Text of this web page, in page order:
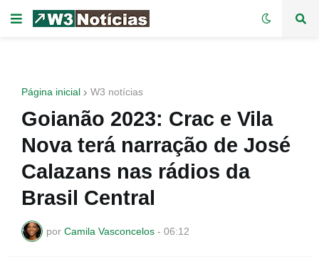
Página inicial W3 notícias
Goianão 2023: Crac e Vila
Nova terá narração de José
Calazans nas rádios da
Brasil Central
por Camila Vasconcelos - 06:12